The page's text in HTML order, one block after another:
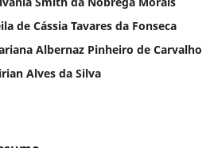
de Cássia Tavares da Fonseca
Albernaz Pinheiro de Carvalho
Alves da Silva